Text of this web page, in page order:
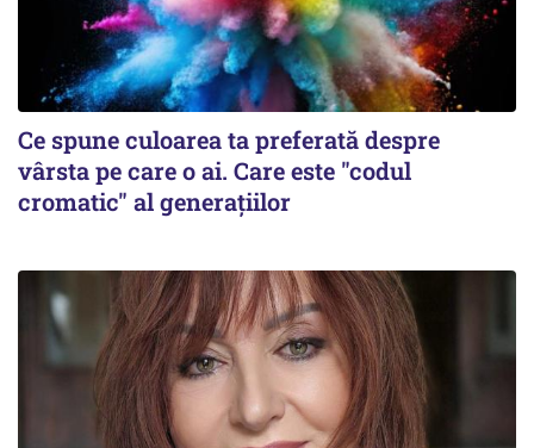
Ce spune culoarea ta preferată despre
vârsta pe care o ai. Care este "codul
cromatic" al generațiilor